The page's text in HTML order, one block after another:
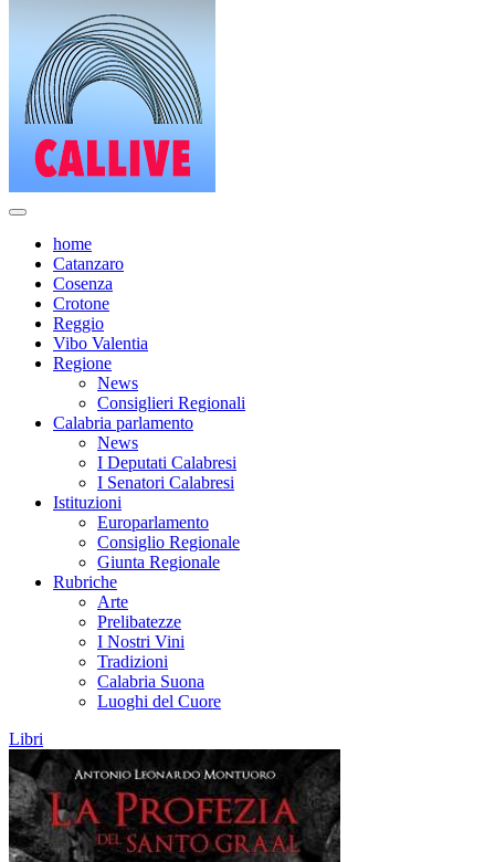
home
Catanzaro
Cosenza
Crotone
Reggio
Vibo Valentia
Regione
News
Consiglieri Regionali
Calabria parlamento
News
I Deputati Calabresi
I Senatori Calabresi
Istituzioni
Europarlamento
Consiglio Regionale
Giunta Regionale
Rubriche
Arte
Prelibatezze
I Nostri Vini
Tradizioni
Calabria Suona
Luoghi del Cuore
Libri